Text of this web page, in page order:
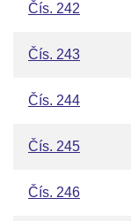
Čís. 242
Čís. 243
Čís. 244
Čís. 245
Čís. 246